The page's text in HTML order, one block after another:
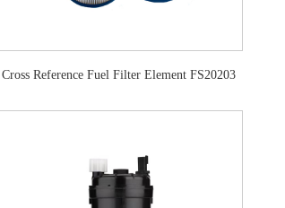
Cross Reference Fuel Filter Element FS20203